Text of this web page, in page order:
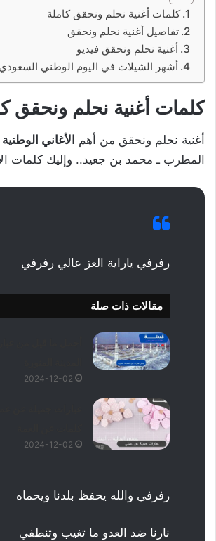
كلمات أغنية نحلم ونحقق كاملة
تفاصيل أغنية نحلم ونحقق
أغنية نحلم ونحقق فيديو
أشهر الشيلات في اليوم الوطني السعودي
كلمات أغنية نحلم ونحقق
أغنية نحلم ونحقق من أهم الأغاني الوطنية
المطرب ـ محمد بن جعيد.. وإليك كلمات
رفرفي ياراية العز عالي رفرفي
مقالات ذات صلة
2024-12-02
2024-12-02
رفرفي والله يحفظ بلدنا ويحماه
نارنا ضد العدو ما تغيب وتنطفي